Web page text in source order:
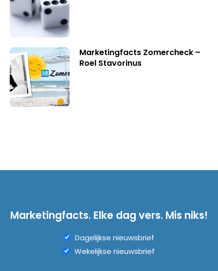
Marketingfacts Zomercheck –
Roel Stavorinus
Marketingfacts. Elke dag vers. Mis niks!
Dagelijkse nieuwsbrief
Wekelijkse nieuwsbrief